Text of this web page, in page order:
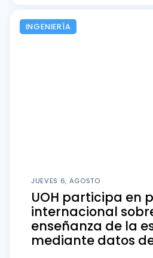
INGENIERÍA
JUEVES 6, AGOSTO
UOH participa en
internacional
enseñanza de la
mediante datos